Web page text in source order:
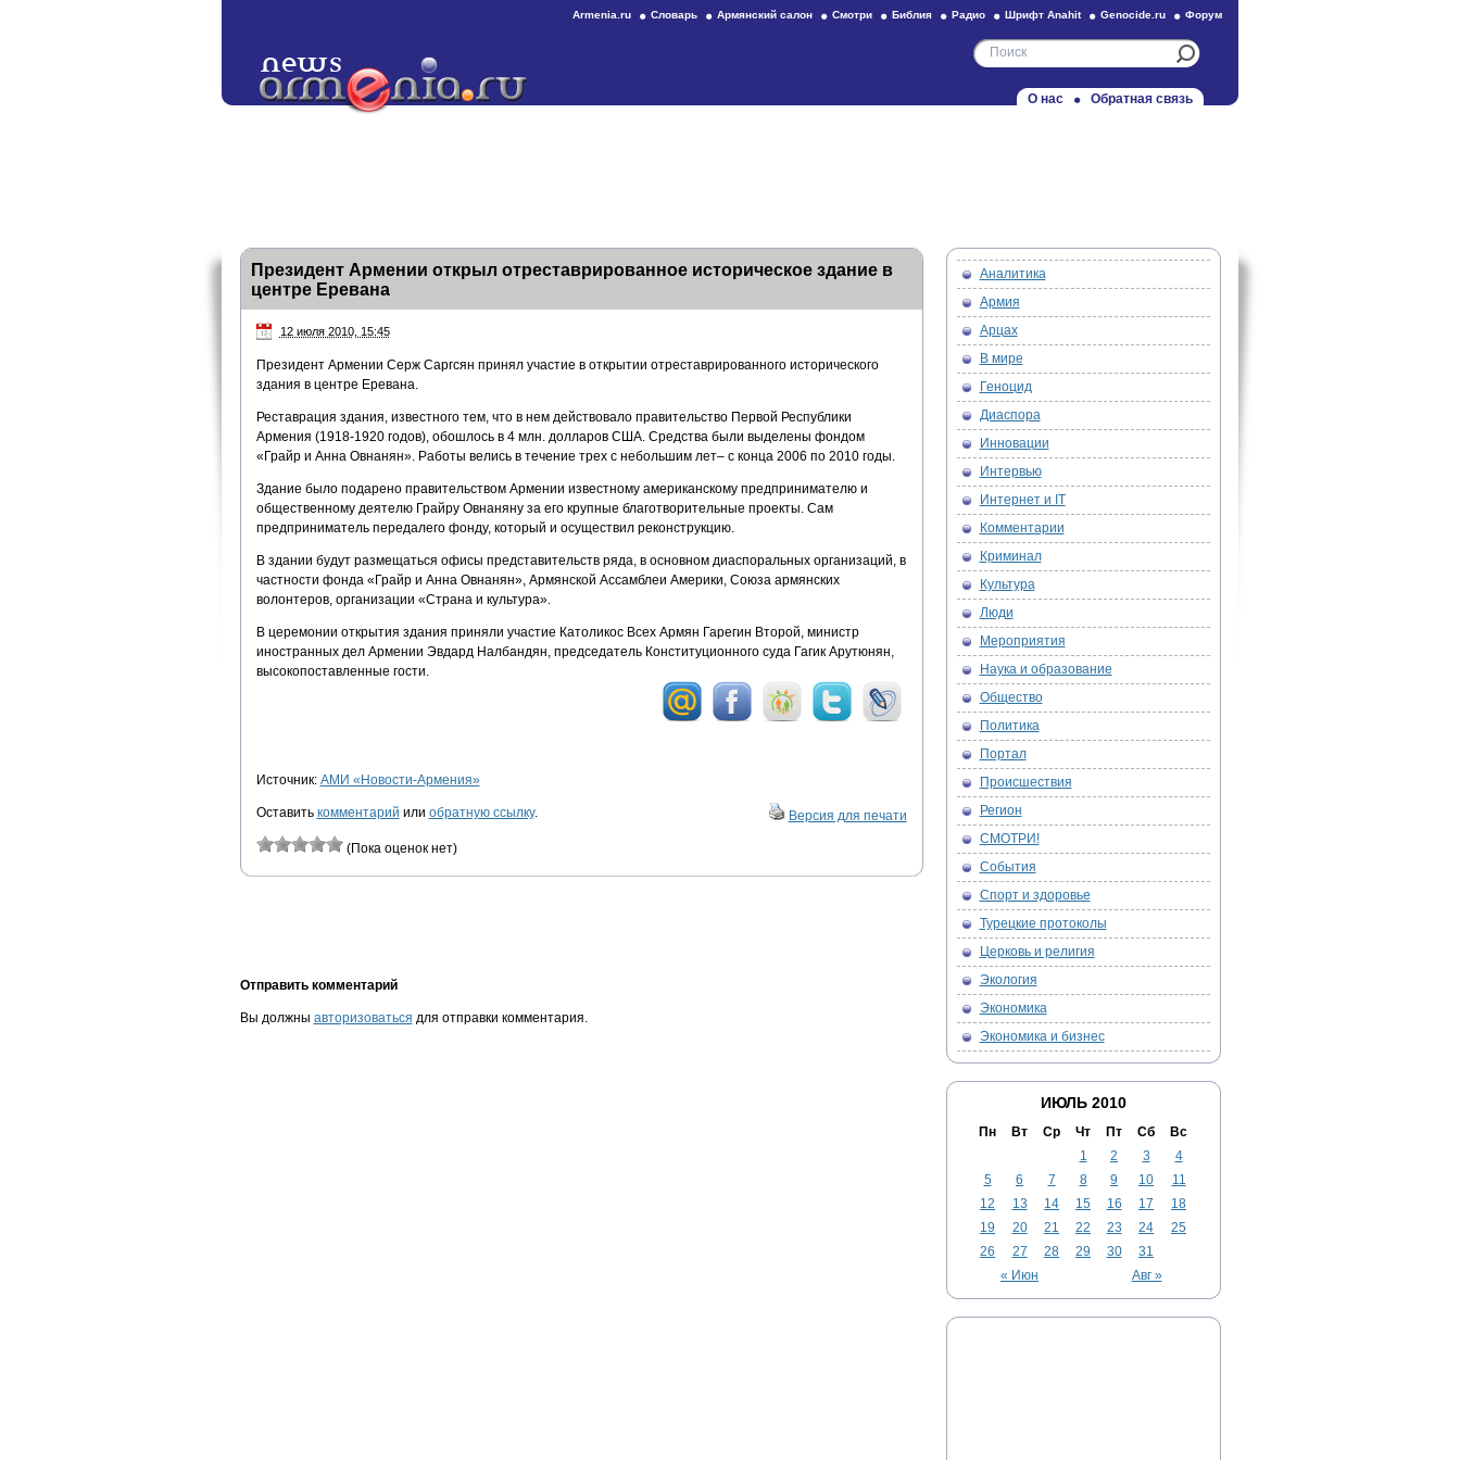
Armenia.ru Словарь Армянский салон Смотри Библия Радио Шрифт Anahit Genocide.ru Форум
О нас Обратная связь
Президент Армении открыл отреставрированное историческое здание в
центре Еревана
12 июля 2010, 15:45
Президент Армении Серж Саргсян принял участие в открытии отреставрированного исторического
здания в центре Еревана.
Реставрация здания, известного тем, что в нем действовало правительство Первой Республики
Армения (1918-1920 годов), обошлось в 4 млн. долларов США. Средства были выделены фондом
«Грайр и Анна Овнанян». Работы велись в течение трех с небольшим лет– с конца 2006 по 2010 годы.
Здание было подарено правительством Армении известному американскому предпринимателю и
общественному деятелю Грайру Овнаняну за его крупные благотворительные проекты. Сам
предприниматель передалего фонду, который и осуществил реконструкцию.
В здании будут размещаться офисы представительств ряда, в основном диаспоральных организаций, в
частности фонда «Грайр и Анна Овнанян», Армянской Ассамблеи Америки, Союза армянских
волонтеров, организации «Страна и культура».
В церемонии открытия здания приняли участие Католикос Всех Армян Гарегин Второй, министр
иностранных дел Армении Эвдард Налбандян, председатель Конституционного суда Гагик Арутюнян,
высокопоставленные гости.
Источник: АМИ «Новости-Армения»
Оставить комментарий или обратную ссылку. Версия для печати
(Пока оценок нет)
Отправить комментарий
Вы должны авторизоваться для отправки комментария.
Аналитика
Армия
Арцах
В мире
Геноцид
Диаспора
Инновации
Интервью
Интернет и IT
Комментарии
Криминал
Культура
Люди
Мероприятия
Наука и образование
Общество
Политика
Портал
Происшествия
Регион
СМОТРИ!
События
Спорт и здоровье
Турецкие протоколы
Церковь и религия
Экология
Экономика
Экономика и бизнес
ИЮЛЬ 2010
Пн Вт Ср Чт Пт Сб Вс
« Июн Авг »
1 2 3
4
5
6 7 8 9 10
11
12
13 14 15 16 17
18
19
20 21 22 23 24
25
26
27 28 29 30 31